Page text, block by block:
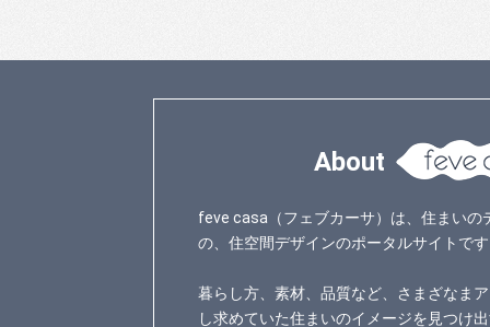
About
feve casa（フェブカーサ）は、住まいの
の、住空間デザインのポータルサイトで
暮らし方、素材、品質など、さまざなま
し求めていた住まいのイメージを見つけ